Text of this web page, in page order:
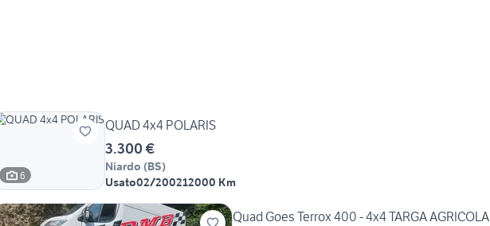
6
QUAD 4x4 POLARIS
3.300 €
Niardo (BS)
Usato02/200212000 Km
Quad Goes Terrox 400 - 4x4 TARGA AGRICOLA